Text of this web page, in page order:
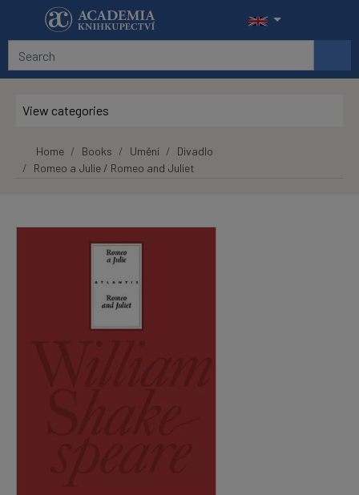
Skip to main content
View categories
Home Books Umění
Divadlo
Romeo a Julie / Romeo and Juliet